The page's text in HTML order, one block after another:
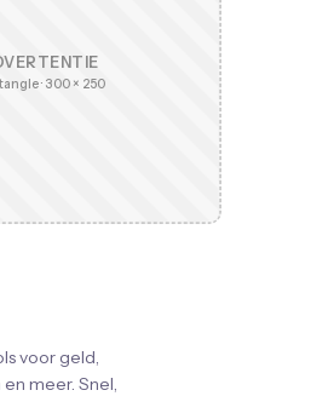
· 300 × 250
voor geld,
meer. Snel,